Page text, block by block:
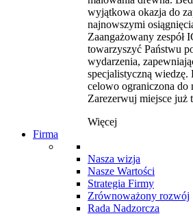
wyjątkowa okazja do
najnowszymi
Zaangażowany zespół
towarzyszyć Państwu
wydarzenia,
specjalistyczną
celowo ograniczona do
Zarezerwuj miejsce już
Więcej
Firma
Nasza wizja
Nasze Wartości
Strategia Firmy
Zrównoważony rozwój
Rada Nadzorcza